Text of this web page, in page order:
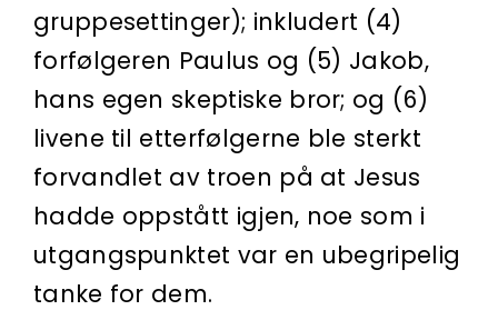
gruppesettinger); inkludert (4)
forfølgeren Paulus og (5) Jakob,
hans egen skeptiske bror; og (6)
livene til etterfølgerne ble sterkt
forvandlet av troen på at Jesus
hadde oppstått igjen, noe som i
utgangspunktet var en ubegripelig
tanke for dem.